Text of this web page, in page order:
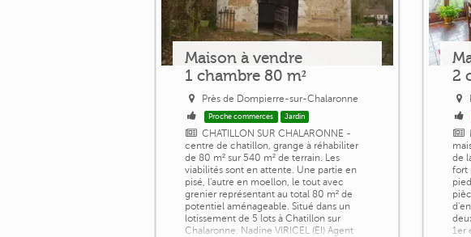
Maison à vendre
1 chambre 80 m²
Près de Dompierre-sur-Chalaronne
Proche commerces Jardin
CHATILLON SUR CHALARONNE -
centre de chatillon, grange à réhabiliter
de 80 m² sur 540 m² de terrain. Les
viabilités sont en attente. Une partie en
pisé, l'autre en moellon, le tout avec
grenier représentant au total 80 m² de
potentiel aménageable. Situé dans un
lotissement de 5 lots à Chatillon sur
Chalaronne. Nadine VIRICEL (EI) Agent
2
de
fort
1er